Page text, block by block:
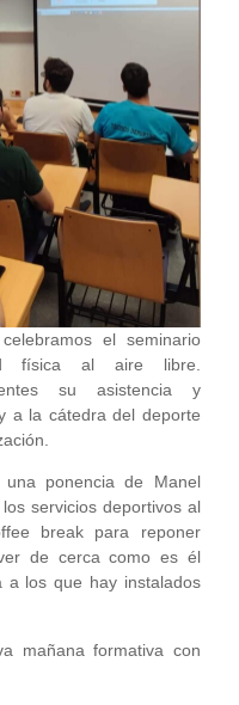
el seminario
física al aire libre.
su asistencia y
a la cátedra del deporte
ponencia de Manel
servicios deportivos al
break para reponer
de cerca como es él
a los que hay instalados
mañana formativa con